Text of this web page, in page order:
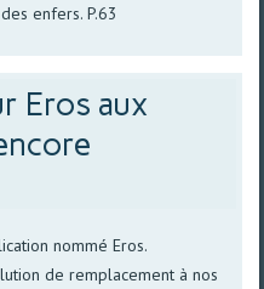
enfers. P.63
Eros aux
nommé Eros.
de remplacement à nos